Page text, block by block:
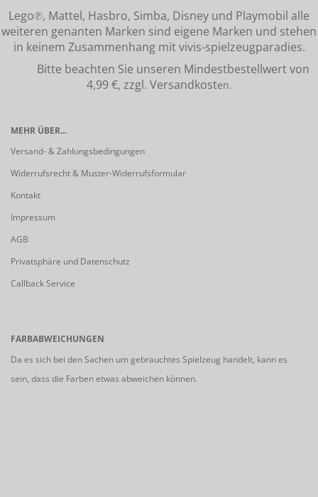
Lego℗, Mattel, Hasbro, Simba, Disney und Playmobil alle
weiteren genanten Marken sind eigene Marken und stehen
in keinem Zusammenhang mit vivis-spielzeugparadies.
Bitte beachten Sie unseren Mindestbestellwert von
4,99 €, zzgl. Versandkosten.
MEHR ÜBER...
Versand- & Zahlungsbedingungen
Widerrufsrecht & Muster-Widerrufsformular
Kontakt
Impressum
AGB
Privatsphäre und Datenschutz
Callback Service
FARBABWEICHUNGEN
Da es sich bei den Sachen um gebrauchtes Spielzeug handelt, kann es
sein, dass die Farben etwas abweichen können.